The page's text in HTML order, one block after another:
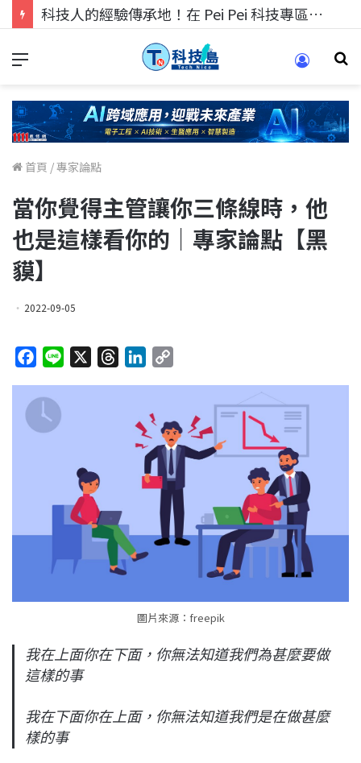
科技人找工作，就到TECH+ 科技專區!
首頁 /專家論點
當你覺得主管讓你三條線時，他
也是這樣看你的｜專家論點【黑
貘】
2022-09-05
c
e
k
e
d
I
y
L
i
n
圖片來源：freepik
我在上面你在下面，你無法知道我們為甚麼要做
這樣的事
我在下面你在上面，你無法知道我們是在做甚麼
樣的事